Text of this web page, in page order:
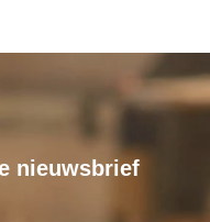
nieuwsbrief